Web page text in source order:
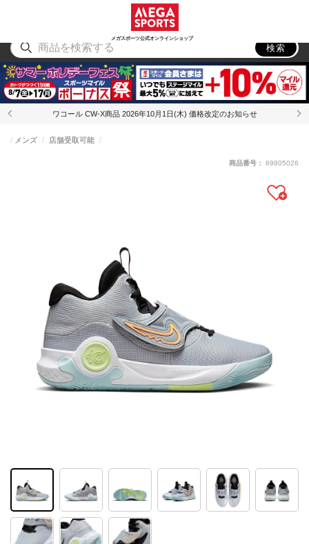
メガスポーツ公式オンラインショップ
アウトドア
検索
ワコール CW-X商品 2026年10月1日(木) 価格改定のお知らせ
メンズ 店舗受取可能
商品番号： 69805026